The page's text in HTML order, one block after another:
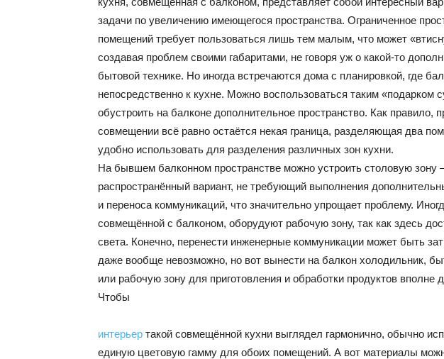
задачи по увеличению имеющегося пространства. Ограниченное
помещений требует пользоваться лишь тем малым, что может
создавая проблем своими габаритами, не говоря уж о какой-то
бытовой технике. Но иногда встречаются дома с планировкой, где
непосредственно к кухне. Можно воспользоваться таким «подарком
обустроить на балконе дополнительное пространство. Как правило,
совмещении всё равно остаётся некая граница, разделяющая два
удобно использовать для разделения различных зон кухни.
На бывшем балконном пространстве можно устроить столовую зону
распространённый вариант, не требующий выполнения
и переноса коммуникаций, что значительно упрощает проблему.
совмещённой с балконом, оборудуют рабочую зону, так как здесь
света. Конечно, перенести инженерные коммуникации может быть
даже вообще невозможно, но вот вынести на балкон холодильник,
или рабочую зону для приготовления и обработки продуктов вполне
Чтобы
интерьер такой совмещённой кухни выглядел гармонично, обычно
единую цветовую гамму для обоих помещений. А вот материалы